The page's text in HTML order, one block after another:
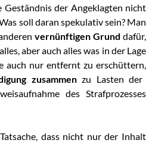
der Angeklagten nicht
soll daran spekulativ sein? Man
vernünftigen Grund dafür,
aber auch alles was in der Lage
auch nur entfernt zu erschüttern,
zusammenzu Lasten der
des Strafprozesses
dass nicht nur der Inhalt